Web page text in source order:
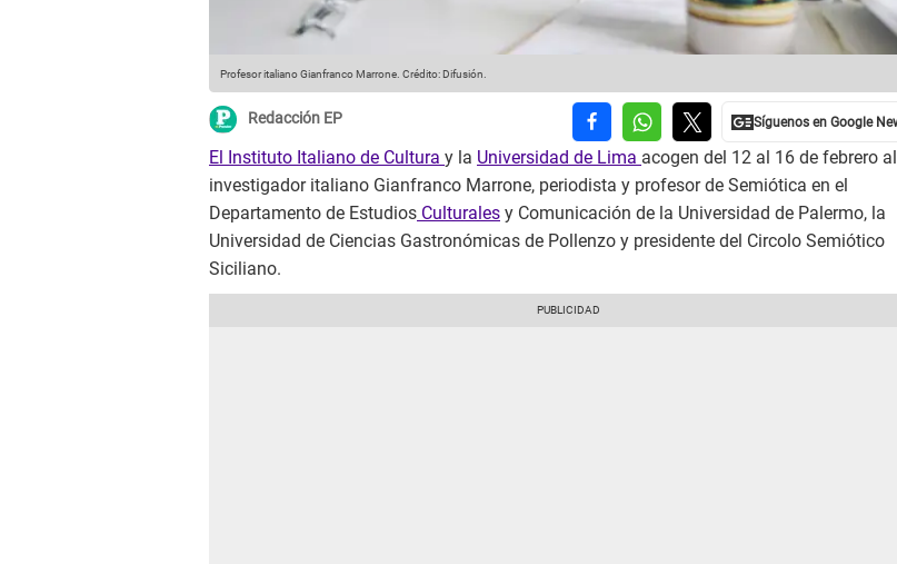
Profesor italiano Gianfranco Marrone. Crédito: Difusión.
Redacción EP
El Instituto Italiano de Cultura y la Universidad de Lima acogen del 12 al 16 de febrero al
investigador italiano Gianfranco Marrone, periodista y profesor de Semiótica en el
Departamento de Estudios Culturales y Comunicación de la Universidad de Palermo, la
Universidad de Ciencias Gastronómicas de Pollenzo y presidente del Circolo Semiótico
Siciliano.